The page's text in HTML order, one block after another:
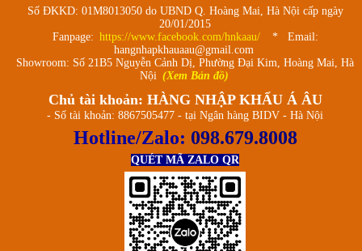
Số ĐKKD: 01M8013050 do UBND Q. Hoàng Mai, Hà Nội cấp ngày
20/01/2015
Fanpage: https://www.facebook.com/hnkaau/
* Email:
hangnhapkhauaau@gmail.com
Showroom: Số 21B5 Nguyễn Cảnh Dị, Phường Đại Kim, Hoàng Mai, Hà
Nội (Xem Bản đồ)
Chủ tài khoản: HÀNG NHẬP KHẨU Á ÂU
- Số tài khoản: 8867505477 - tại Ngân hàng BIDV - Hà Nội
Hotline/Zalo: 098.679.8008
QUÉT MÃ ZALO QR